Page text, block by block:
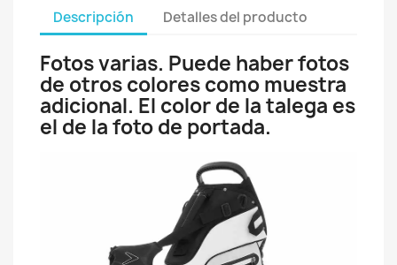
Descripción Detalles del producto
Fotos varias. Puede haber fotos
de otros colores como muestra
adicional. El color de la talega es
el de la foto de portada.